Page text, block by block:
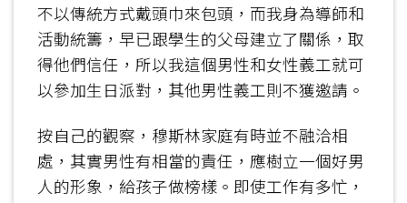
不以傳統方式戴頭巾來包頭，而我身為導師和
活動統籌，早已跟學生的父母建立了關係，取
得他們信任，所以我這個男性和女性義工就可
以參加生日派對，其他男性義工則不獲邀請。
按自己的觀察，穆斯林家庭有時並不融洽相
處，其實男性有相當的責任，應樹立一個好男
人的形象，給孩子做榜樣。即使工作有多忙，